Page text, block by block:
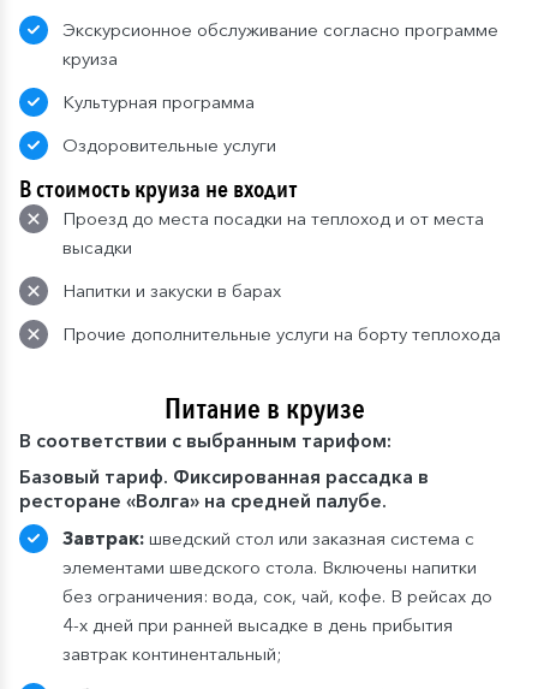
Экскурсионное обслуживание согласно программе
круиза
Культурная программа
Оздоровительные услуги
В стоимость круиза не входит
Проезд до места посадки на теплоход и от места
высадки
Напитки и закуски в барах
Прочие дополнительные услуги на борту теплохода
Питание в круизе
В соответствии с выбранным тарифом:
Базовый тариф. Фиксированная рассадка в
ресторане «Волга» на средней палубе.
Завтрак: шведский стол или заказная система с
элементами шведского стола. Включены напитки
без ограничения: вода, сок, чай, кофе. В рейсах до
4-х дней при ранней высадке в день прибытия
завтрак континентальный;